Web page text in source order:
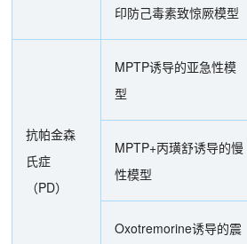
印防己毒素致惊厥模型
抗帕金森
氏症
（PD）
MPTP诱导的亚急性模
型
MPTP+丙璜舒诱导的慢
性模型
Oxotremorine诱导的震